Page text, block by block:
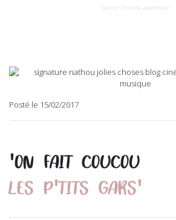
Source : Festival-alpedhuez
Posté le 15/02/2017
'ON FAIT COUCOU
LES P'TITS GARS'